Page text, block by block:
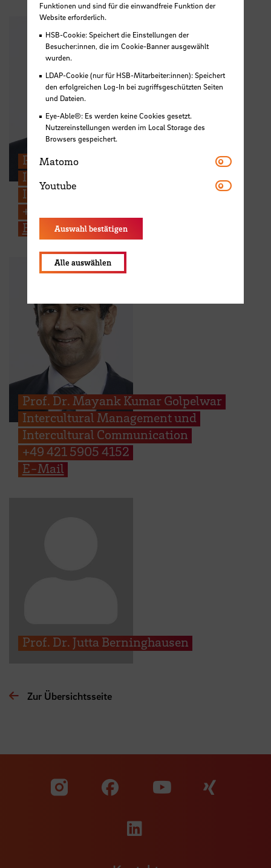
Prof. Dr. Mayank Kumar Golpelwar
Intercultural Management und
Intercultural Communication
+49 421 5905 4152
E-Mail
Prof. Dr. Mayank Kumar Golpelwar
Intercultural Management und
Intercultural Communication
+49 421 5905 4152
E-Mail
Prof. Dr. Jutta Berninghausen
Zur Übersichtsseite
Zu unserer Facebook
Zu
Zu unserer
Funktionen und sind für die einwandfreie Funktion der
Website erforderlich.
HSB-Cookie: Speichert die Einstellungen der
Besucher:innen, die im Cookie-Banner ausgewählt
wurden.
LDAP-Cookie (nur für HSB-Mitarbeiter:innen): Speichert
den erfolgreichen Log-In bei zugriffsgeschützten Seiten
und Dateien.
Eye-Able®: Es werden keine Cookies gesetzt.
Nutzereinstellungen werden im Local Storage des
Browsers gespeichert.
Matomo Matomo
Youtube Youtube
Auswahl bestätigen
Alle auswählen